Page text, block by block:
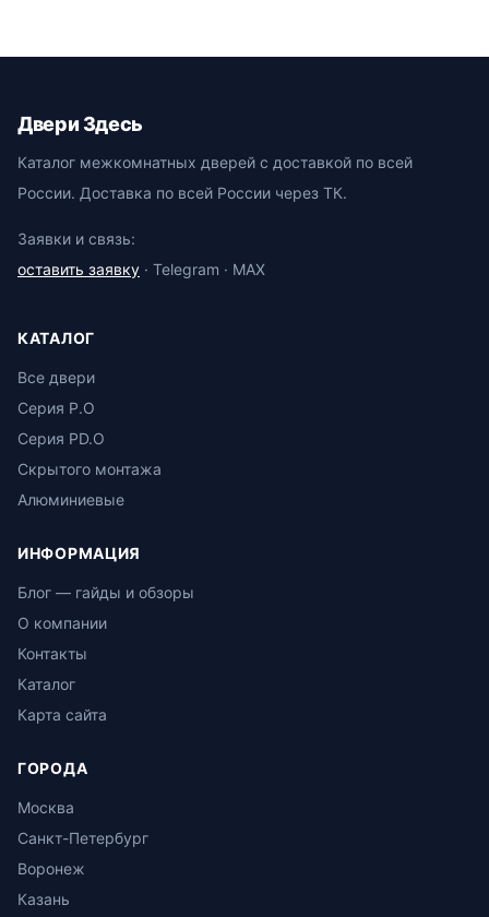
Двери Здесь
Каталог межкомнатных дверей с доставкой по всей
России. Доставка по всей России через ТК.
Заявки и связь:
оставить заявку · Telegram · MAX
КАТАЛОГ
Все двери
Серия P.O
Серия PD.O
Скрытого монтажа
Алюминиевые
ИНФОРМАЦИЯ
Блог — гайды и обзоры
О компании
Контакты
Каталог
Карта сайта
ГОРОДА
Москва
Санкт-Петербург
Воронеж
Казань